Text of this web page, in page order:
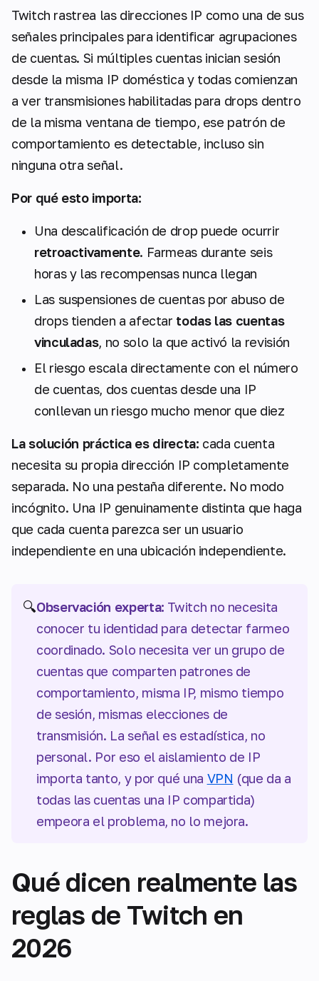
Twitch rastrea las direcciones IP como una de sus
señales principales para identificar agrupaciones
de cuentas. Si múltiples cuentas inician sesión
desde la misma IP doméstica y todas comienzan
a ver transmisiones habilitadas para drops dentro
de la misma ventana de tiempo, ese patrón de
comportamiento es detectable, incluso sin
ninguna otra señal.
Por qué esto importa:
Una descalificación de drop puede ocurrir
retroactivamente. Farmeas durante seis
horas y las recompensas nunca llegan
Las suspensiones de cuentas por abuso de
drops tienden a afectar todas las cuentas
vinculadas, no solo la que activó la revisión
El riesgo escala directamente con el número
de cuentas, dos cuentas desde una IP
conllevan un riesgo mucho menor que diez
La solución práctica es directa: cada cuenta
necesita su propia dirección IP completamente
separada. No una pestaña diferente. No modo
incógnito. Una IP genuinamente distinta que haga
que cada cuenta parezca ser un usuario
independiente en una ubicación independiente.
🔍Observación experta: Twitch no necesita
conocer tu identidad para detectar farmeo
coordinado. Solo necesita ver un grupo de
cuentas que comparten patrones de
comportamiento, misma IP, mismo tiempo
de sesión, mismas elecciones de
transmisión. La señal es estadística, no
personal. Por eso el aislamiento de IP
importa tanto, y por qué una VPN (que da a
todas las cuentas una IP compartida)
empeora el problema, no lo mejora.
Qué dicen realmente las
reglas de Twitch en
2026